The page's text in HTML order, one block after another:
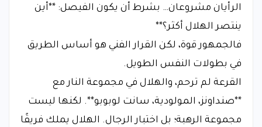
الرأيان مشروعان… بشرط أن يكون الفيصل: **أين
ينتصر الهلال أكثر؟**
فالجمهور قوة، لكن القرار الفني هو أساس الطريق
في بطولات النفس الطويل.
القرعة لم ترحم، والهلال في مجموعة النار مع
**صنداونز، المولودية، سانت لوبوبو**. لكنها ليست
مجموعة الرهبة؛ بل اختبار الرجال. الهلال يملك فريقًا